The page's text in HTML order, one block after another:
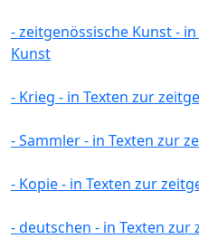
- zeitgenössische Kunst -
Kunst
- Krieg - in Texten zur
- Sammler - in Texten zur
- Kopie - in Texten zur
- deutschen - in Texten